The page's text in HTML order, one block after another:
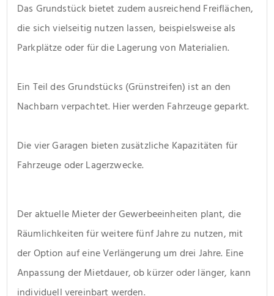
Das Grundstück bietet zudem ausreichend Freiflächen,
die sich vielseitig nutzen lassen, beispielsweise als
Parkplätze oder für die Lagerung von Materialien.
Ein Teil des Grundstücks (Grünstreifen) ist an den
Nachbarn verpachtet. Hier werden Fahrzeuge geparkt.
Die vier Garagen bieten zusätzliche Kapazitäten für
Fahrzeuge oder Lagerzwecke.
Der aktuelle Mieter der Gewerbeeinheiten plant, die
Räumlichkeiten für weitere fünf Jahre zu nutzen, mit
der Option auf eine Verlängerung um drei Jahre. Eine
Anpassung der Mietdauer, ob kürzer oder länger, kann
individuell vereinbart werden.